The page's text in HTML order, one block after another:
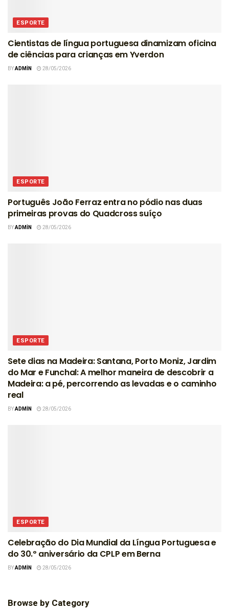
ESPORTE
Cientistas de língua portuguesa dinamizam oficina
de ciências para crianças em Yverdon
BYADMIN 28/05/2026
ESPORTE
Português João Ferraz entra no pódio nas duas
primeiras provas do Quadcross suíço
BYADMIN 28/05/2026
ESPORTE
Sete dias na Madeira: Santana, Porto Moniz, Jardim
do Mar e Funchal: A melhor maneira de descobrir a
Madeira: a pé, percorrendo as levadas e o caminho
real
BYADMIN 28/05/2026
ESPORTE
Celebração do Dia Mundial da Língua Portuguesa e
do 30.º aniversário da CPLP em Berna
BYADMIN 28/05/2026
Browse by Category